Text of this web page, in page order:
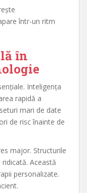
într-un ritm
în
Inteligența
rapidă a
mari de date
de risc înainte de
major. Structurile
Această
personalizate.